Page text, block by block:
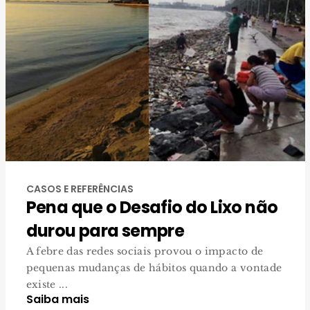
CASOS E REFERÊNCIAS
Pena que o Desafio do Lixo não
durou para sempre
A febre das redes sociais provou o impacto de
pequenas mudanças de hábitos quando a vontade
existe ...
Saiba mais